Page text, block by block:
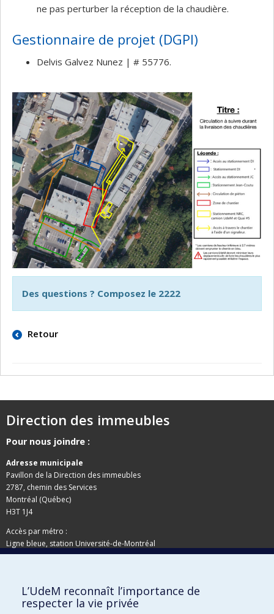
ne pas perturber la réception de la chaudière.
Gestionnaire de projet (DGPI)
Delvis Galvez Nunez | # 55776.
Des questions ? Composez le 2222
Retour
Direction des immeubles
Pour nous joindre :
Adresse municipale
Pavillon de la Direction des immeubles
2787, chemin des Services
Montréal (Québec)
H3T 1J4
Accès par métro :
Ligne bleue, station Université-de-Montréal
Pavillon de la Direction des immeubles
C.P. 6128, succursale Centre-ville
L’UdeM reconnaît l’importance de
respecter la vie privée